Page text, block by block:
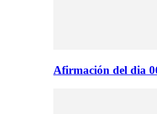
Afirmación del dia